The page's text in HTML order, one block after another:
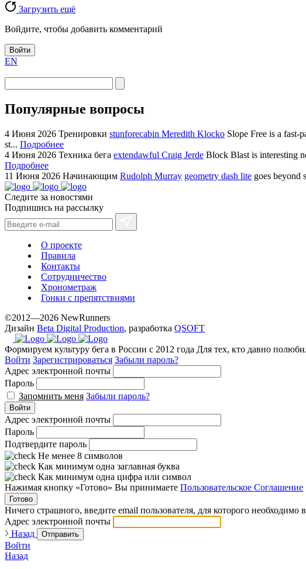
Загрузить ещё
Войдите, чтобы добавить комментарий
Войти
EN
Популярные вопросы
4 Июня 2026 Тренировки stunforecabin Meredith Klocko Slope Free is a fast-
st... Подробнее
4 Июня 2026 Техника бега extendawful Craig Jerde Block Blast is interesting
Подробнее
11 Июня 2026 Начинающим Rudolph Murray geometry dash lite goes beyond
Следите за новостями
Подпишись на рассылку
О проекте
Правила
Контакты
Сотрудничество
Хронометраж
Гонки с препятствиями
©2012—2026 NewRunners
Дизайн Beta Digital Production, разработка QSOFT
Формируем культуру бега в России с 2012 года Для тех, кто давно
Войти Зарегистрироваться Забыли пароль?
Адрес электронной почты
Пароль
Запомнить меня Забыли пароль?
Войти
Адрес электронной почты
Пароль
Подтвердите пароль
Не менее 8 символов
Как минимум одна заглавная буква
Как минимум одна цифра или символ
Нажимая кнопку «Готово» Вы принимаете Пользовательское Соглашение
Готово
Ничего страшного, введите email пользователя, для которого необходимо
Адрес электронной почты
Назад
Отправить
Войти
Назад